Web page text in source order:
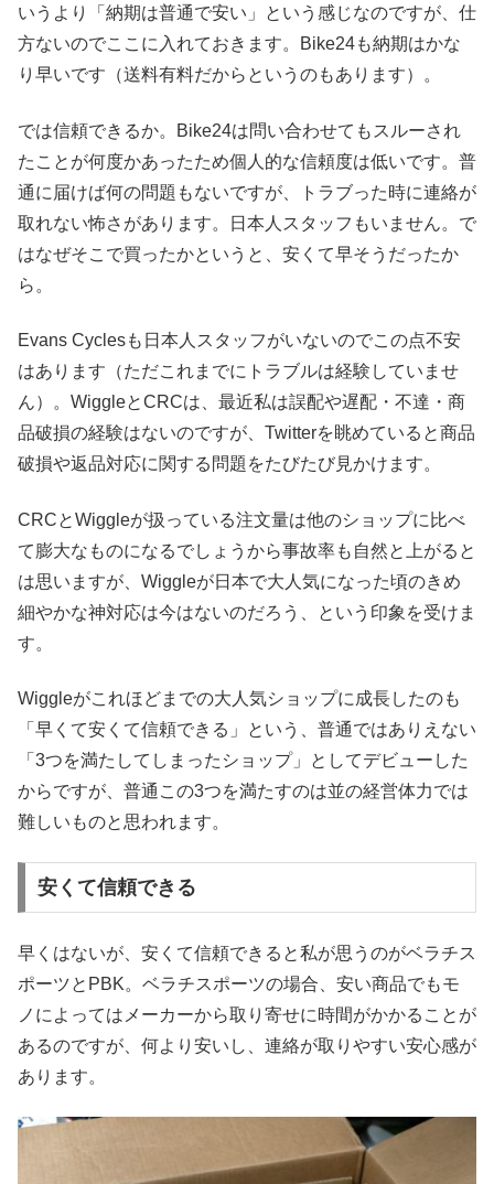
いうより「納期は普通で安い」という感じなのですが、仕
方ないのでここに入れておきます。Bike24も納期はかな
り早いです（送料有料だからというのもあります）。
では信頼できるか。Bike24は問い合わせてもスルーされ
たことが何度かあったため個人的な信頼度は低いです。普
通に届けば何の問題もないですが、トラブった時に連絡が
取れない怖さがあります。日本人スタッフもいません。で
はなぜそこで買ったかというと、安くて早そうだったか
ら。
Evans Cyclesも日本人スタッフがいないのでこの点不安
はあります（ただこれまでにトラブルは経験していませ
ん）。WiggleとCRCは、最近私は誤配や遅配・不達・商
品破損の経験はないのですが、Twitterを眺めていると商品
破損や返品対応に関する問題をたびたび見かけます。
CRCとWiggleが扱っている注文量は他のショップに比べ
て膨大なものになるでしょうから事故率も自然と上がると
は思いますが、Wiggleが日本で大人気になった頃のきめ
細やかな神対応は今はないのだろう、という印象を受けま
す。
Wiggleがこれほどまでの大人気ショップに成長したのも
「早くて安くて信頼できる」という、普通ではありえない
「3つを満たしてしまったショップ」としてデビューした
からですが、普通この3つを満たすのは並の経営体力では
難しいものと思われます。
安くて信頼できる
早くはないが、安くて信頼できると私が思うのがベラチス
ポーツとPBK。ベラチスポーツの場合、安い商品でもモ
ノによってはメーカーから取り寄せに時間がかかることが
あるのですが、何より安いし、連絡が取りやすい安心感が
あります。